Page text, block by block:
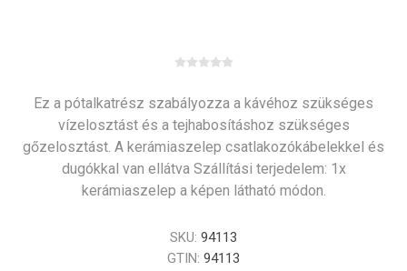
Ez a pótalkatrész szabályozza a kávéhoz szükséges
vízelosztást és a tejhabosításhoz szükséges
gőzelosztást. A kerámiaszelep csatlakozókábelekkel és
dugókkal van ellátva Szállítási terjedelem: 1x
kerámiaszelep a képen látható módon.
SKU: 94113
GTIN: 94113